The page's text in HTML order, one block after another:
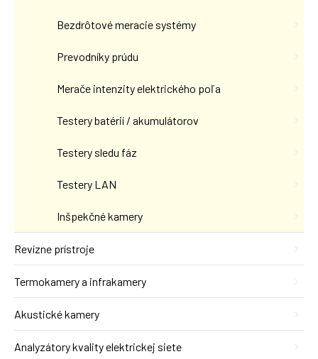
Bezdrôtové meracie systémy
Prevodníky prúdu
Merače intenzity elektrického poľa
Testery batérií / akumulátorov
Testery sledu fáz
Testery LAN
Inšpekčné kamery
Revízne prístroje
Termokamery a infrakamery
Akustické kamery
Analyzátory kvality elektrickej siete